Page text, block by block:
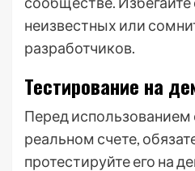
неизвестных или
разработчиков.
Тестирование на
Перед использованием
реальном счете,
протестируйте его на